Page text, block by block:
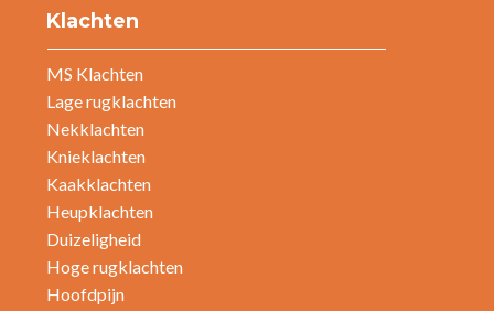
Klachten
MS Klachten
Lage rugklachten
Nekklachten
Knieklachten
Kaakklachten
Heupklachten
Duizeligheid
Hoge rugklachten
Hoofdpijn